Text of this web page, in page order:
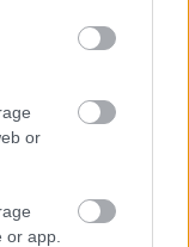
or
app.
HANEM